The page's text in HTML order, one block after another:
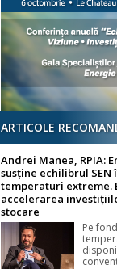
ARTICOLE
Andrei Manea, RPIA:
susține echilibrul
temperaturi extreme.
accelerarea
stocare
Pe